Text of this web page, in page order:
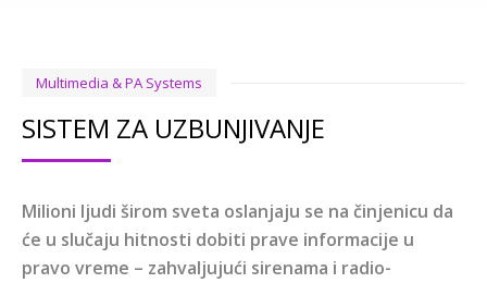
Multimedia & PA Systems
SISTEM ZA UZBUNJIVANJE
Milioni ljudi širom sveta oslanjaju se na činjenicu da
će u slučaju hitnosti dobiti prave informacije u
pravo vreme – zahvaljujući sirenama i radio-